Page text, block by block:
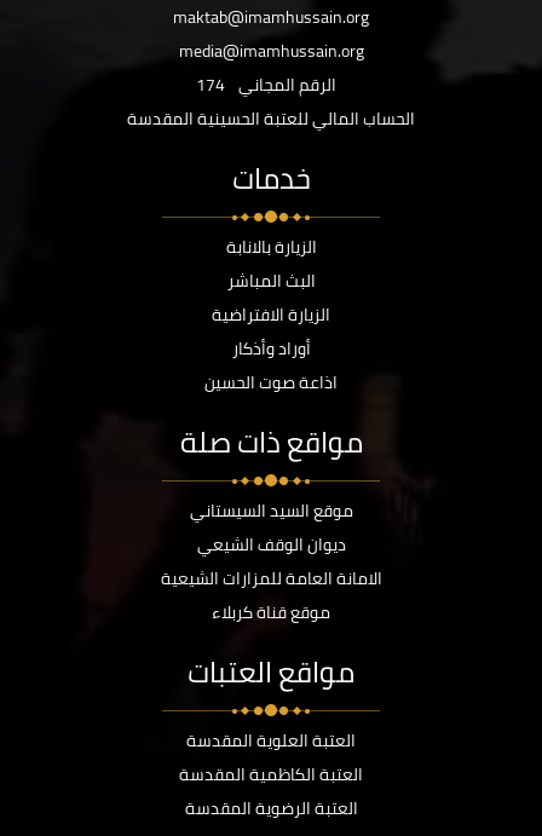
maktab@imamhussain.org
media@imamhussain.org
الرقم المجاني 174
الحساب المالي للعتبة الحسينية المقدسة
خدمات
الزيارة بالانابة
البث المباشر
الزيارة الافتراضية
أوراد وأذكار
اذاعة صوت الحسين
مواقع ذات صلة
موقع السيد السيستاني
ديوان الوقف الشيعي
الامانة العامة للمزارات الشيعية
موقع قناة كربلاء
مواقع العتبات
العتبة العلوية المقدسة
العتبة الكاظمية المقدسة
العتبة الرضوية المقدسة